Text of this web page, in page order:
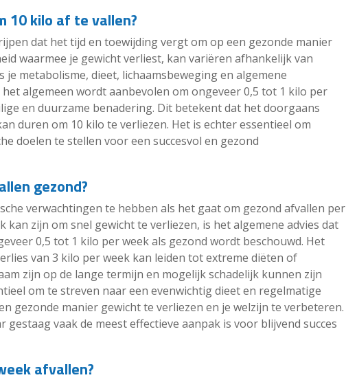
10 kilo af te vallen?
dat het tijd en toewijding vergt om op een gezonde manier
waarmee je gewicht verliest, kan variëren afhankelijk van
je metabolisme, dieet, lichaamsbeweging en algemene
algemeen wordt aanbevolen om ongeveer 0,5 tot 1 kilo per
en duurzame benadering. Dit betekent dat het doorgaans
duren om 10 kilo te verliezen. Het is echter essentieel om
doelen te stellen voor een succesvol en gezond
gezond?
verwachtingen te hebben als het gaat om gezond afvallen per
kan zijn om snel gewicht te verliezen, is het algemene advies dat
0,5 tot 1 kilo per week als gezond wordt beschouwd. Het
van 3 kilo per week kan leiden tot extreme diëten of
zijn op de lange termijn en mogelijk schadelijk kunnen zijn
om te streven naar een evenwichtig dieet en regelmatige
gezonde manier gewicht te verliezen en je welzijn te verbeteren.
gestaag vaak de meest effectieve aanpak is voor blijvend succes
afvallen?